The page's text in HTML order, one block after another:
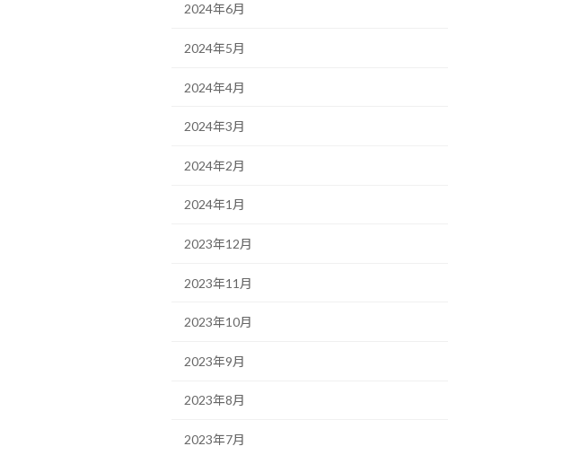
2024年6月
2024年5月
2024年4月
2024年3月
2024年2月
2024年1月
2023年12月
2023年11月
2023年10月
2023年9月
2023年8月
2023年7月